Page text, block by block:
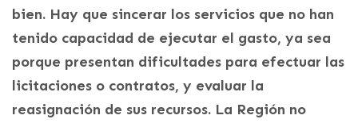
bien. Hay que sincerar los servicios que no han
tenido capacidad de ejecutar el gasto, ya sea
porque presentan dificultades para efectuar las
licitaciones o contratos, y evaluar la
reasignación de sus recursos. La Región no